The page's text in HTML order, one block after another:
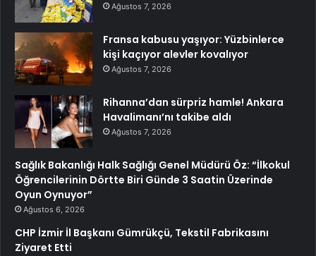
Ağustos 7, 2026
Fransa kabusu yaşıyor: Yüzbinlerce
kişi kaçıyor alevler kovalıyor
Ağustos 7, 2026
Rihanna’dan sürpriz hamle! Ankara
Havalimanı’nı takibe aldı
Ağustos 7, 2026
Sağlık Bakanlığı Halk Sağlığı Genel Müdürü Öz: “İlkokul
Öğrencilerinin Dörtte Biri Günde 3 Saatin Üzerinde
Oyun Oynuyor”
Ağustos 6, 2026
CHP İzmir İl Başkanı Gümrükçü, Tekstil Fabrikasını
Ziyaret Etti